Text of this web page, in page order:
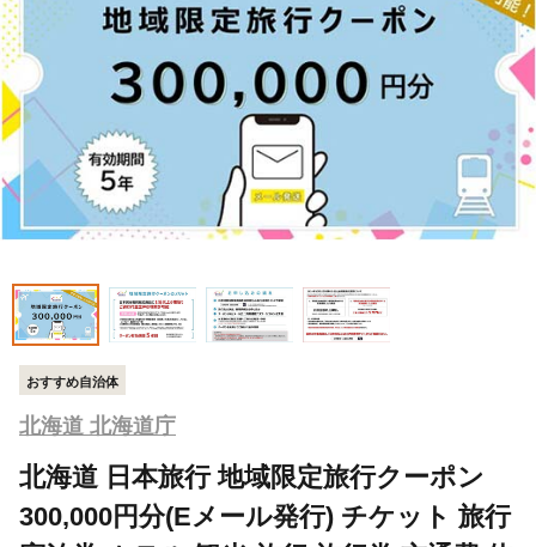
おすすめ自治体
北海道 北海道庁
北海道 日本旅行 地域限定旅行クーポン
300,000円分(Eメール発行) チケット 旅行